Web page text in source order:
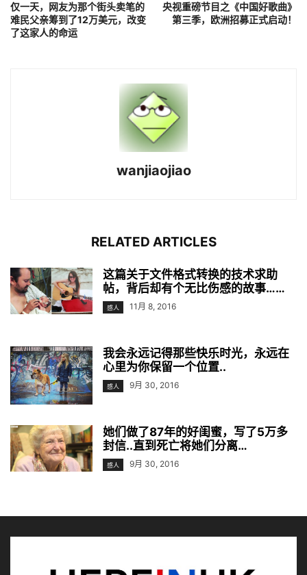
仅一天，网友为那个街头卖笔的
难民父亲筹到了12万美元，改变
了这家人的命运
央视重磅节目之《中国好歌曲》
第三季，欧洲招募正式启动！
wanjiaojiao
RELATED ARTICLES
这篇关于文件格式转换的技术求助
帖，背后却有个无比伤感的故事……
感人 11月 8, 2016
我会永远记得那些快乐时光，永远在
心里为你保留一个位置..
感人 9月 30, 2016
她们做了87年的好闺蜜，写了5万多
封信..直到死亡将她们分离…
感人 9月 30, 2016